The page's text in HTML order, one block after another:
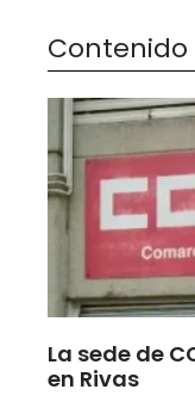
La sede de
en Rivas